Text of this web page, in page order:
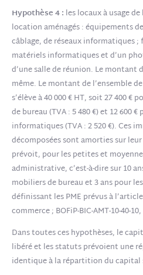
Hypothèse 4 : les locaux à usage
location aménagés : équipements
câblage, de réseaux informatiques
matériels informatiques et d’un
d’une salle de réunion. Le montant
même. Le montant de l’ensemble
s’élève à 40 000 € HT, soit 27 400
de bureau (TVA : 5 480 €) et 12 600
informatiques (TVA : 2 520 €). Ces
décomposées sont amorties sur
prévoit, pour les petites et
administrative, c’est-à-dire sur 10
mobiliers de bureau et 3 ans pour
définissant les PME prévus à
commerce ; BOFiP-BIC-AMT-10-40-
Dans toutes ces hypothèses, le
libéré et les statuts prévoient une
identique à la répartition du capital